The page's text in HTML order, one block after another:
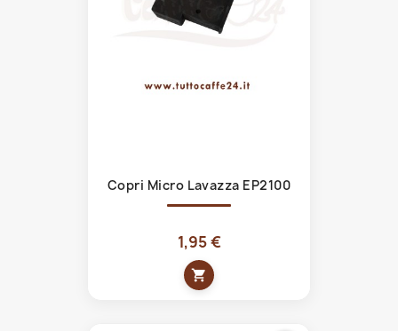
Copri Micro Lavazza EP2100
1,95 €
shopping_cart